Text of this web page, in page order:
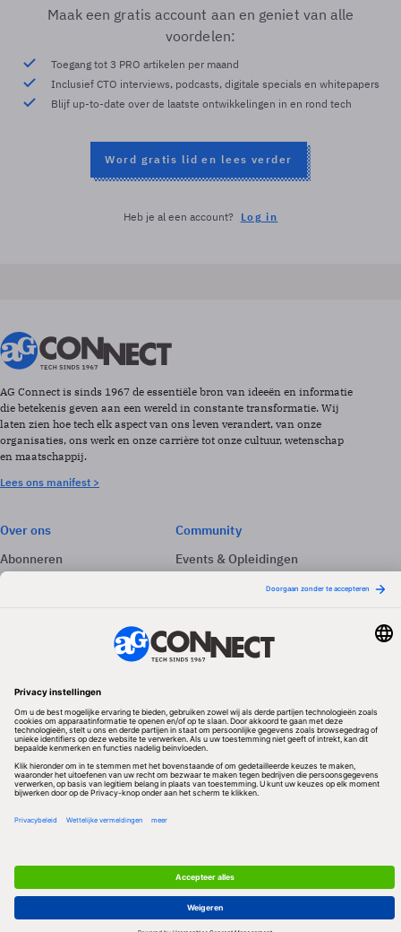
Maak een gratis account aan en geniet van alle
voordelen:
Toegang tot 3 PRO artikelen per maand
Inclusief CTO interviews, podcasts, digitale specials en whitepapers
Blijf up-to-date over de laatste ontwikkelingen in en rond tech
Word gratis lid en lees verder
Heb je al een account? Log in
AG Connect is sinds 1967 de essentiële bron van ideeën en informatie
die betekenis geven aan een wereld in constante transformatie. Wij
laten zien hoe tech elk aspect van ons leven verandert, van onze
organisaties, ons werk en onze carrière tot onze cultuur, wetenschap
en maatschappij.
Lees ons manifest >
Over ons
Abonneren
Adverteren
Community
Events & Opleidingen
Volg ons
Redactionele partner
Algemene Voorwaarden & Copyrights